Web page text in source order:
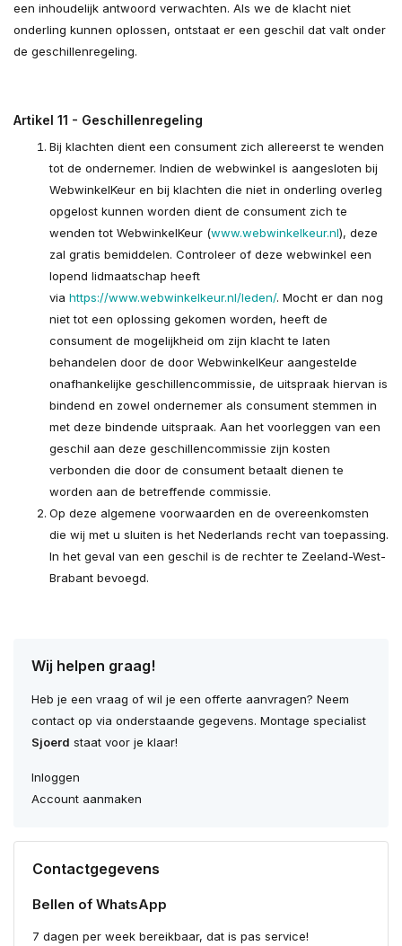
een inhoudelijk antwoord verwachten. Als we de klacht niet
onderling kunnen oplossen, ontstaat er een geschil dat valt onder
de geschillenregeling.
Artikel 11 - Geschillenregeling
Bij klachten dient een consument zich allereerst te wenden
tot de ondernemer. Indien de webwinkel is aangesloten bij
WebwinkelKeur en bij klachten die niet in onderling overleg
opgelost kunnen worden dient de consument zich te
wenden tot WebwinkelKeur (www.webwinkelkeur.nl), deze
zal gratis bemiddelen. Controleer of deze webwinkel een
lopend lidmaatschap heeft
via https://www.webwinkelkeur.nl/leden/. Mocht er dan nog
niet tot een oplossing gekomen worden, heeft de
consument de mogelijkheid om zijn klacht te laten
behandelen door de door WebwinkelKeur aangestelde
onafhankelijke geschillencommissie, de uitspraak hiervan is
bindend en zowel ondernemer als consument stemmen in
met deze bindende uitspraak. Aan het voorleggen van een
geschil aan deze geschillencommissie zijn kosten
verbonden die door de consument betaalt dienen te
worden aan de betreffende commissie.
Op deze algemene voorwaarden en de overeenkomsten
die wij met u sluiten is het Nederlands recht van toepassing.
In het geval van een geschil is de rechter te Zeeland-West-
Brabant bevoegd.
Wij helpen graag!
Heb je een vraag of wil je een offerte aanvragen? Neem
contact op via onderstaande gegevens. Montage specialist
Sjoerd staat voor je klaar!
Inloggen
Account aanmaken
Contactgegevens
Bellen of WhatsApp
7 dagen per week bereikbaar, dat is pas service!